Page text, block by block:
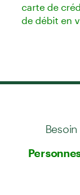
carte de
de débit en